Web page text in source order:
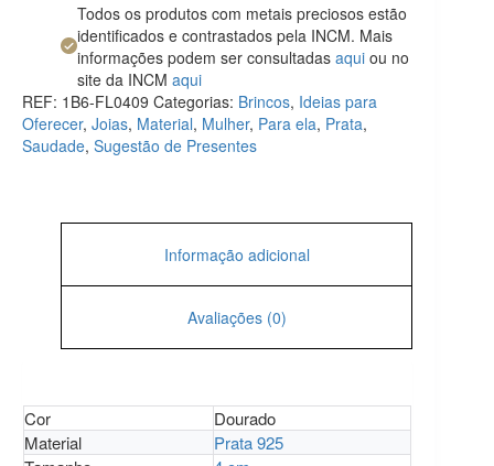
Todos os produtos com metais preciosos estão
identificados e contrastados pela INCM. Mais
informações podem ser consultadas aqui ou no
site da INCM aqui
REF: 1B6-FL0409 Categorias: Brincos, Ideias para
Oferecer, Joias, Material, Mulher, Para ela, Prata,
Saudade, Sugestão de Presentes
Informação adicional
Avaliações (0)
Cor
Dourado
Material
Prata 925